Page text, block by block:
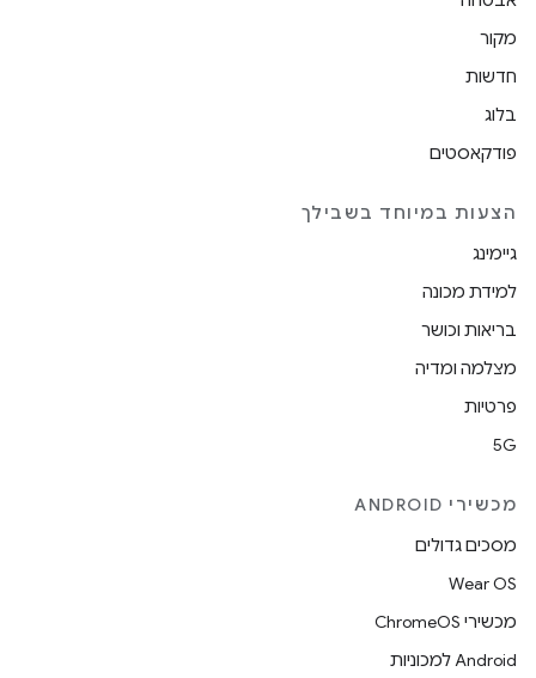
מקור
חדשות
בלוג
פודקאסטים
הצעות במיוחד בשבילך
גיימינג
למידת מכונה
בריאות וכושר
מצלמה ומדיה
פרטיות
5G
מכשירי ANDROID
מסכים גדולים
Wear OS
מכשירי ChromeOS
Android למכוניות